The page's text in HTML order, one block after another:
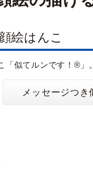
絵はんこ
「似てルンです！®」
メッセージつき